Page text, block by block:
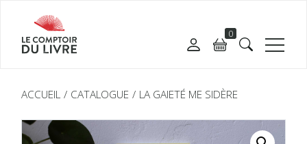
0
ACCUEIL CATALOGUE LA GAIETÉ ME SIDÈRE